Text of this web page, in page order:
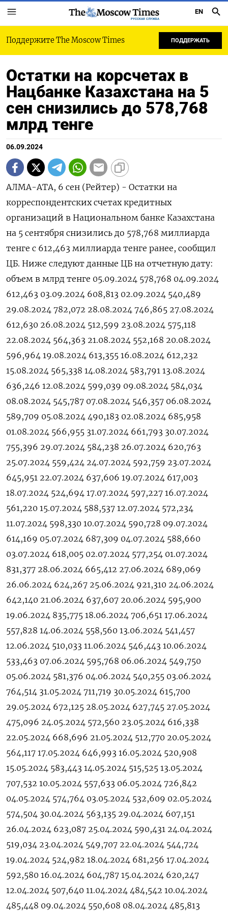
РУССКАЯ СЛУЖБА
EN
Поддержите The Moscow Times ПОДДЕРЖАТЬ
Остатки на корсчетах в
Нацбанке Казахстана на 5
сен снизились до 578,768
млрд тенге
06.09.2024
АЛМА-АТА, 6 сен (Рейтер) - Остатки на
корреспондентских счетах кредитных
организаций в Национальном банке Казахстана
на 5 сентября снизились до 578,768 миллиарда
тенге с 612,463 миллиарда тенге ранее, сообщил
ЦБ. Ниже следуют данные ЦБ на отчетную дату:
объем в млрд тенге 05.09.2024 578,768 04.09.2024
612,463 03.09.2024 608,813 02.09.2024 540,489
29.08.2024 782,072 28.08.2024 746,865 27.08.2024
612,630 26.08.2024 512,599 23.08.2024 575,118
22.08.2024 564,363 21.08.2024 552,168 20.08.2024
596,964 19.08.2024 613,355 16.08.2024 612,232
15.08.2024 565,338 14.08.2024 583,791 13.08.2024
636,246 12.08.2024 599,039 09.08.2024 584,034
08.08.2024 545,787 07.08.2024 546,357 06.08.2024
589,709 05.08.2024 490,183 02.08.2024 685,958
01.08.2024 566,955 31.07.2024 661,793 30.07.2024
755,396 29.07.2024 584,238 26.07.2024 620,763
25.07.2024 559,424 24.07.2024 592,759 23.07.2024
645,951 22.07.2024 637,606 19.07.2024 617,003
18.07.2024 524,694 17.07.2024 597,227 16.07.2024
561,220 15.07.2024 588,537 12.07.2024 572,234
11.07.2024 598,330 10.07.2024 590,728 09.07.2024
614,169 05.07.2024 687,309 04.07.2024 588,660
03.07.2024 618,005 02.07.2024 577,254 01.07.2024
831,377 28.06.2024 665,412 27.06.2024 689,069
26.06.2024 624,267 25.06.2024 921,310 24.06.2024
642,140 21.06.2024 637,607 20.06.2024 595,900
19.06.2024 835,775 18.06.2024 706,651 17.06.2024
557,828 14.06.2024 558,560 13.06.2024 541,457
12.06.2024 510,033 11.06.2024 546,443 10.06.2024
533,463 07.06.2024 595,768 06.06.2024 549,750
05.06.2024 581,376 04.06.2024 540,255 03.06.2024
764,514 31.05.2024 711,719 30.05.2024 615,700
29.05.2024 672,125 28.05.2024 627,745 27.05.2024
475,096 24.05.2024 572,560 23.05.2024 616,338
22.05.2024 668,696 21.05.2024 512,770 20.05.2024
564,117 17.05.2024 646,993 16.05.2024 520,908
15.05.2024 583,443 14.05.2024 515,525 13.05.2024
707,532 10.05.2024 557,633 06.05.2024 726,842
04.05.2024 574,764 03.05.2024 532,609 02.05.2024
574,504 30.04.2024 563,135 29.04.2024 607,151
26.04.2024 623,087 25.04.2024 590,431 24.04.2024
519,034 23.04.2024 549,707 22.04.2024 544,724
19.04.2024 524,982 18.04.2024 681,256 17.04.2024
592,580 16.04.2024 604,787 15.04.2024 620,247
12.04.2024 507,640 11.04.2024 484,542 10.04.2024
485,448 09.04.2024 550,608 08.04.2024 485,813